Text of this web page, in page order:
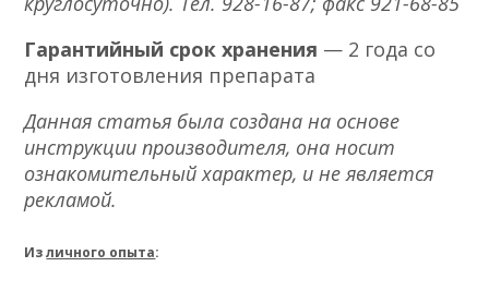
Гарантийный срок хранения — 2 года со
дня изготовления препарата
Данная статья была создана на основе
инструкции производителя, она носит
ознакомительный характер, и не является
рекламой.
Изличного опыта: